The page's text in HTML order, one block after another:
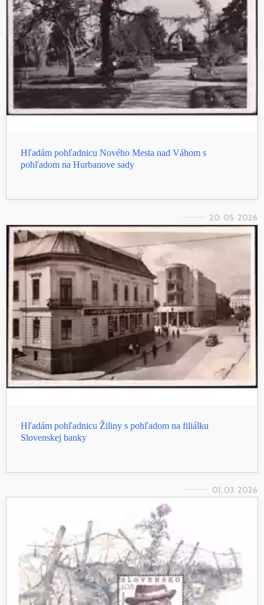
Hľadám pohľadnicu Nového Mesta nad Váhom s
pohľadom na Hurbanove sady
20. 05. 2026
Hľadám pohľadnicu Žiliny s pohľadom na filiálku
Slovenskej banky
01. 03. 2026